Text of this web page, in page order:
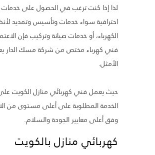
لذا إذا كنت ترغب في الحصول على خدمات
احترافية سواء خدمات وتأسيس وتمديد
الكهرباء، أو خدمات صيانة وتركيب فإن
فني كهرباء مختص من شركة مسك الدار
الأمثل.
حيث يعمل فني كهربائي منازل الكويت
الخدمة المطلوبة على أعلى مستوى من
وفق أعلى معايير الجودة والسلام.
كهربائي منازل بالكويت